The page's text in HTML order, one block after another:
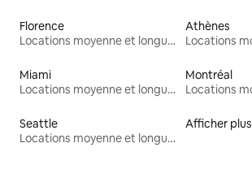
Florence
Locations moyenne et longue durée
Athènes
Miami
Locations moyenne et longue durée
Montréal
Seattle
Locations moyenne et longue durée
Afficher plus